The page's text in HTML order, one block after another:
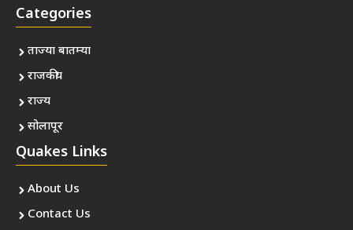
Categories
ताज्या बातम्या
राजकीय
राज्य
सोलापूर
Quakes Links
About Us
Contact Us